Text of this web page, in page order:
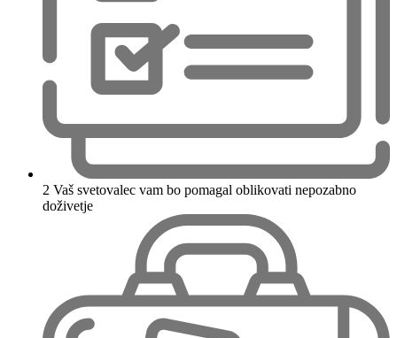
2 Vaš svetovalec vam bo pomagal oblikovati nepozabno
doživetje